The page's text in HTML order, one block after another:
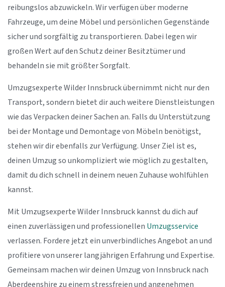
reibungslos abzuwickeln. Wir verfügen über moderne
Fahrzeuge, um deine Möbel und persönlichen Gegenstände
sicher und sorgfältig zu transportieren. Dabei legen wir
großen Wert auf den Schutz deiner Besitztümer und
behandeln sie mit größter Sorgfalt.
Umzugsexperte Wilder Innsbruck übernimmt nicht nur den
Transport, sondern bietet dir auch weitere Dienstleistungen
wie das Verpacken deiner Sachen an. Falls du Unterstützung
bei der Montage und Demontage von Möbeln benötigst,
stehen wir dir ebenfalls zur Verfügung. Unser Ziel ist es,
deinen Umzug so unkompliziert wie möglich zu gestalten,
damit du dich schnell in deinem neuen Zuhause wohlfühlen
kannst.
Mit Umzugsexperte Wilder Innsbruck kannst du dich auf
einen zuverlässigen und professionellen Umzugsservice
verlassen. Fordere jetzt ein unverbindliches Angebot an und
profitiere von unserer langjährigen Erfahrung und Expertise.
Gemeinsam machen wir deinen Umzug von Innsbruck nach
Aberdeenshire zu einem stressfreien und angenehmen